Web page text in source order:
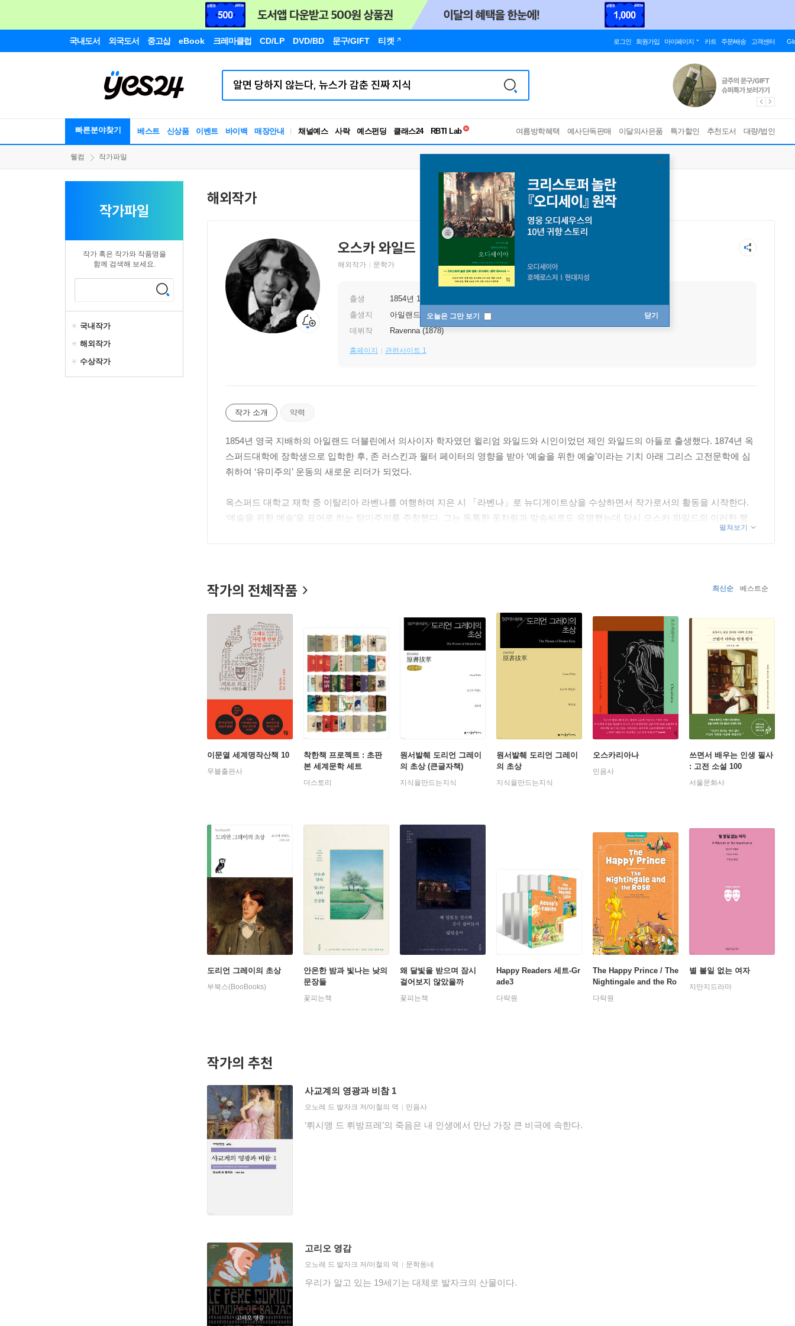
국내도서 외국도서 중고샵 eBook 크레마클럽 CD/LP DVD/BD 문구/GIFT 티켓 로그인 회원가입 마이페이지 카트 주문/배송 고객센터
빠른분야찾기 베스트 신상품 이벤트 바이백 매장안내 채널예스 사락 예스펀딩 클래스24
RBTI Lab
독서유형검사
여름방학혜택 예사단독판매 이달의사은품 특가할인 추천도서 대량/법인
오늘은 그만 보기 닫기
웰컴 작가파일
작가파일
작가 혹은 작가와 작품명을
함께 검색해 보세요.
국내작가
해외작가
수상작가
해외작가
오스카 와일드
해외작가
문학가
출생 1854년 10월 16일
출생지
아일랜드 더블린
데뷔작
Ravenna (1878)
홈페이지 관련사이트 1
작가 소개 약력
1854년 영국 지배하의 아일랜드 더블린에서 의사이자 학자였던 윌리엄 와일드와 시인이었던 제인 와일드의 아들로 출생했다. 1874년 옥
스퍼드대학에 장학생으로 입학한 후, 존 러스킨과 월터 페이터의 영향을 받아 ‘예술을 위한 예술’이라는 기치 아래 그리스 고전문학에 심
취하여 ‘유미주의’ 운동의 새로운 리더가 되었다.
옥스퍼드 대학교 재학 중 이탈리아 라벤나를 여행하며 지은 시 「라벤나」로 뉴디게이트상을 수상하면서 작가로서의 활동을 시작한다.
‘예술을 위한 예술’을 표어로 하는 탐미주의를 주창했다. 그는 독특한 옷차림과 말솜씨로도 유명했는데 당시 오스카 와일드의 이러한 행
태를 조롱하는 희극 [인내]가 발표되어 미국에까지 전해졌다. 그는 이때부터 영국 글램 록의 원조가 되었다. 유미주의의 상징으로 새로운
1888년에 동화집 『행복한 왕자』를 출판하여 동화 형식의 낭만적 알레고리를 다루는 재능을 보여주었다. 1891년에는 장편소설 『도리
을 받고 수정하여 출간하게 된다. 미모의 청년 도리언이 쾌락의 나날을 보내다 악덕의 한계점에 이르러 파멸한다는 이야기였다. 비평가들
은 그 부도덕성을 비난했지만 와일드는 예술의 초도덕적 성격을 강조했다. 와일드가 가장 큰 성공을 거둔 장르는 풍속 희극으로, 대표작
『진지함의 중요성』(1895)에서는 빅토리아 시대의 위선을 가차 없이 폭로했다. 1891년 출간한 동화집 『석류나무 집』에 실린 단편
「별아이」가 있다.
그리고 시인이었던 알프레드 더글라스와 애정 어린 만남을 지속하다가 더글라스의 부친인 퀸즈베리 후작의 소송으로 작품의 도덕성까지
문제시되고 동성애자라는 혐의로 기소되어 2년간 중노동형을 선고 받았다. 1895년 동성애 혐의로 유죄 판결을 받고 2년 동안 레딩 감옥
에 수감되고 국적을 박탈당하면서 작가로서도 인간으로서도 죽음에 이르게 된다. 그가 죽은 지 98년이 지난 1998년에야 영국 국적이 회
펼쳐보기
작가의 전체작품 최신순 베스트순
이문열 세계명작산책 10
무블출판사
착한책 프로젝트 : 초판
본 세계문학 세트
더스토리
원서발췌 도리언 그레이
의 초상 (큰글자책)
지식을만드는지식
원서발췌 도리언 그레이
의 초상
지식을만드는지식
오스카리아나
민음사
쓰면서 배우는 인생 필사
: 고전 소설 100
서울문화사
도리언 그레이의 초상
부북스(BooBooks)
안온한 밤과 빛나는 낮의
문장들
꽃피는책
왜 달빛을 받으며 잠시
걸어보지 않았을까
꽃피는책
Happy Readers 세트-Gr
ade3
다락원
The Happy Prince / The
Nightingale and the Ro
se
다락원
별 볼일 없는 여자
지만지드라마
작가의 추천
사교계의 영광과 비참 1
오노레 드 발자크 저/이철의 역 민음사
‘뤼시앵 드 뤼방프레’의 죽음은 내 인생에서 만난 가장 큰 비극에 속한다.
고리오 영감
오노레 드 발자크 저/이철의 역 문학동네
우리가 알고 있는 19세기는 대체로 발자크의 산물이다.